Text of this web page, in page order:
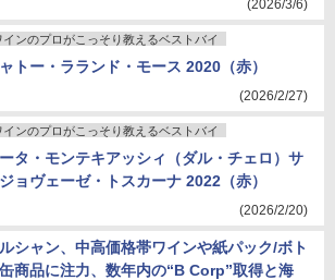
(2026/3/6)
インのプロがこっそり教えるベストバイ
トー・ラランド・モース 2020（赤）
(2026/2/27)
インのプロがこっそり教えるベストバイ
タ・モンテキアッシィ（ダル・チェロ）サ
ョヴェーゼ・トスカーナ 2022（赤）
(2026/2/20)
シャン、中高価格帯ワインや紙パック/ボト
商品に注力、数年内の“B Corp”取得と海